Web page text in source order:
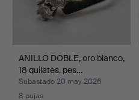
ANILLO DOBLE, oro blanco,
18 quilates, pes…
Subastado 20 may 2026
8 pujas